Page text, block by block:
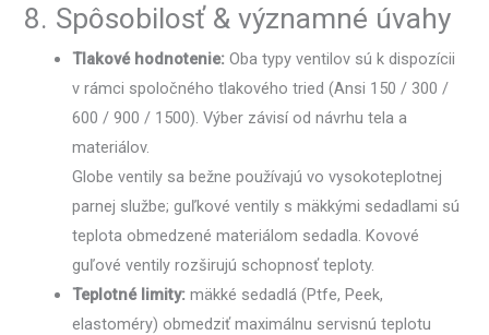
8. Spôsobilosť & významné úvahy
Tlakové hodnotenie: Oba typy ventilov sú k dispozícii
v rámci spoločného tlakového tried (Ansi 150 / 300 /
600 / 900 / 1500). Výber závisí od návrhu tela a
materiálov.
Globe ventily sa bežne používajú vo vysokoteplotnej
parnej službe; guľkové ventily s mäkkými sedadlami sú
teplota obmedzené materiálom sedadla. Kovové
guľové ventily rozširujú schopnosť teploty.
Teplotné limity: mäkké sedadlá (Ptfe, Peek,
elastoméry) obmedziť maximálnu servisnú teplotu